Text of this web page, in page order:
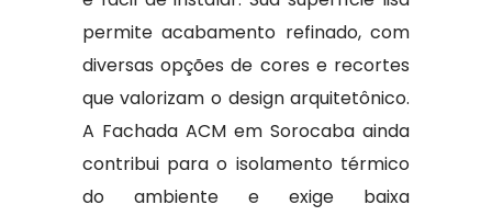
permite acabamento refinado, com
diversas opções de cores e recortes
que valorizam o design arquitetônico.
A Fachada ACM em Sorocaba ainda
contribui para o isolamento térmico
do ambiente e exige baixa